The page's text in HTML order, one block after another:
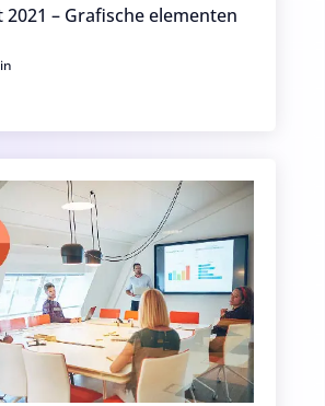
– Grafische elementen